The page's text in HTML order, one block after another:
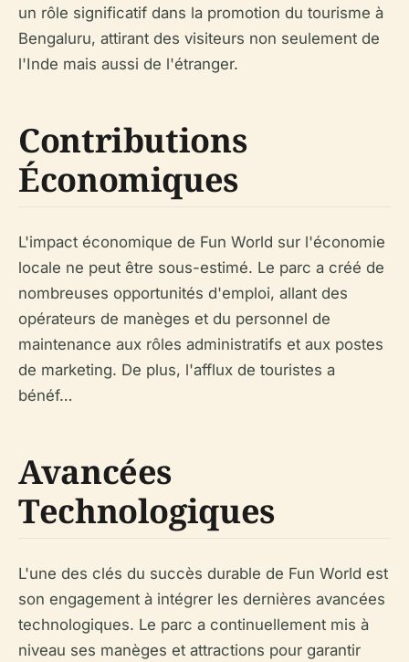
un rôle significatif dans la promotion du tourisme à
Bengaluru, attirant des visiteurs non seulement de
l'Inde mais aussi de l'étranger.
Contributions
Économiques
L'impact économique de Fun World sur l'économie
locale ne peut être sous-estimé. Le parc a créé de
nombreuses opportunités d'emploi, allant des
opérateurs de manèges et du personnel de
maintenance aux rôles administratifs et aux postes
de marketing. De plus, l'afflux de touristes a
bénéf…
Avancées
Technologiques
L'une des clés du succès durable de Fun World est
son engagement à intégrer les dernières avancées
technologiques. Le parc a continuellement mis à
niveau ses manèges et attractions pour garantir